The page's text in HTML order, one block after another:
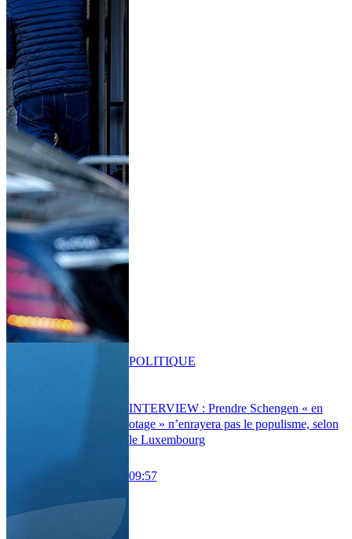
INTERVIEW : Prendre Schengen « en
otage » n’enrayera pas le populisme, selon
le Luxembourg
09:57
POLITIQUE